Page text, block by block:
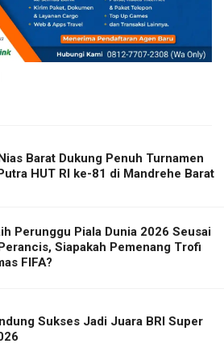
Barat Dukung Penuh Turnamen
HUT RI ke-81 di Mandrehe Barat
Perunggu Piala Dunia 2026 Seusai
Siapakah Pemenang Trofi
FIFA?
Sukses Jadi Juara BRI Super